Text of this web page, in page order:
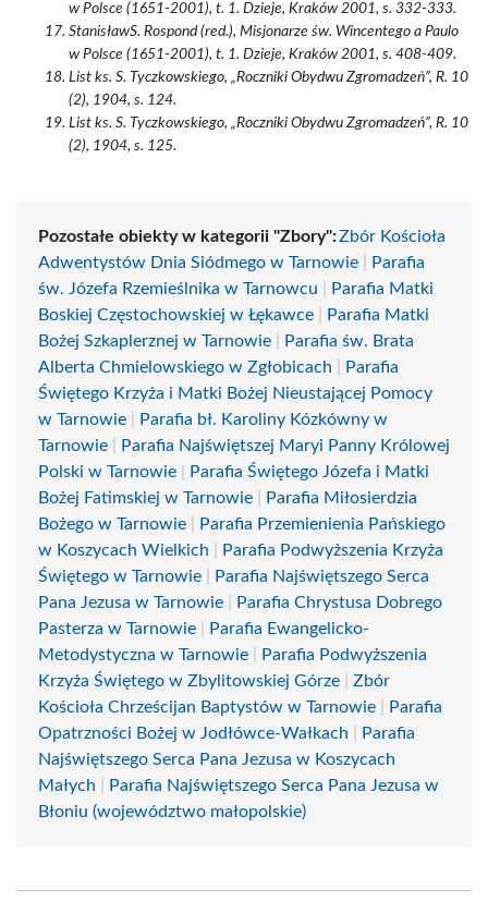
w Polsce (1651-2001), t. 1. Dzieje, Kraków 2001, s. 332-333.
StanisławS. Rospond (red.), Misjonarze św. Wincentego a Paulo
w Polsce (1651-2001), t. 1. Dzieje, Kraków 2001, s. 408-409.
List ks. S. Tyczkowskiego, „Roczniki Obydwu Zgromadzeń”, R. 10
(2), 1904, s. 124.
List ks. S. Tyczkowskiego, „Roczniki Obydwu Zgromadzeń”, R. 10
(2), 1904, s. 125.
Pozostałe obiekty w kategorii "Zbory":Zbór Kościoła
Adwentystów Dnia Siódmego w Tarnowie
Parafia
św. Józefa Rzemieślnika w Tarnowcu
Parafia Matki
Boskiej Częstochowskiej w Łękawce
Parafia Matki
Bożej Szkaplerznej w Tarnowie
Parafia św. Brata
Alberta Chmielowskiego w Zgłobicach
Parafia
Świętego Krzyża i Matki Bożej Nieustającej Pomocy
w Tarnowie
Parafia bł. Karoliny Kózkówny w
Tarnowie
Parafia Najświętszej Maryi Panny Królowej
Polski w Tarnowie
Parafia Świętego Józefa i Matki
Bożej Fatimskiej w Tarnowie
Parafia Miłosierdzia
Bożego w Tarnowie
Parafia Przemienienia Pańskiego
w Koszycach Wielkich
Parafia Podwyższenia Krzyża
Świętego w Tarnowie
Parafia Najświętszego Serca
Pana Jezusa w Tarnowie
Parafia Chrystusa Dobrego
Pasterza w Tarnowie
Parafia Ewangelicko-
Metodystyczna w Tarnowie
Parafia Podwyższenia
Krzyża Świętego w Zbylitowskiej Górze
Zbór
Kościoła Chrześcijan Baptystów w Tarnowie
Parafia
Opatrzności Bożej w Jodłówce-Wałkach
Parafia
Najświętszego Serca Pana Jezusa w Koszycach
Małych
Parafia Najświętszego Serca Pana Jezusa w
Błoniu (województwo małopolskie)